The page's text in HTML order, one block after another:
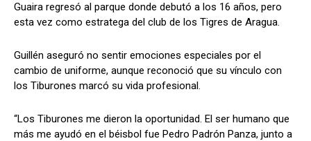
Guaira regresó al parque donde debutó a los 16 años, pero
esta vez como estratega del club de los Tigres de Aragua.
Guillén aseguró no sentir emociones especiales por el
cambio de uniforme, aunque reconoció que su vínculo con
los Tiburones marcó su vida profesional.
“Los Tiburones me dieron la oportunidad. El ser humano que
más me ayudó en el béisbol fue Pedro Padrón Panza, junto a